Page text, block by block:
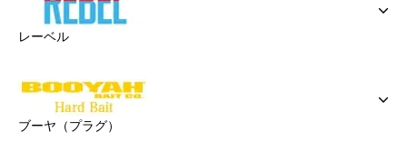
レーベル
ブーヤ（プラグ）